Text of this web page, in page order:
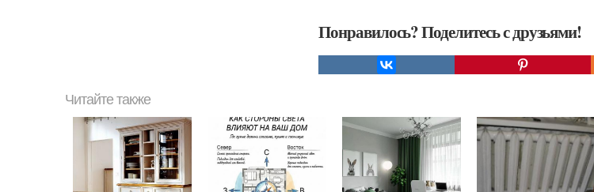
Понравилось? Поделитесь с друзьями!
Читайте также